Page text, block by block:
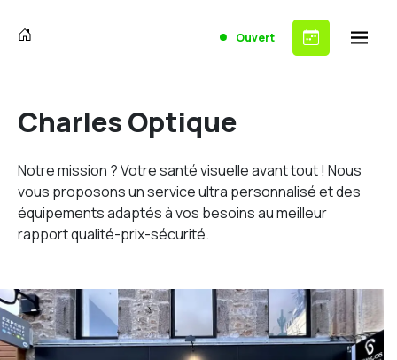
Ouvert
Charles Optique
Notre mission ? Votre santé visuelle avant tout ! Nous
vous proposons un service ultra personnalisé et des
équipements adaptés à vos besoins au meilleur
rapport qualité-prix-sécurité.